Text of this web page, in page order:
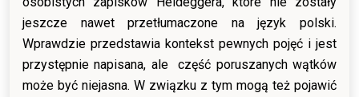
jeszcze nawet przetłumaczone na język polski.
Wprawdzie przedstawia kontekst pewnych pojęć i jest
przystępnie napisana, ale część poruszanych wątków
może być niejasna. W związku z tym mogą też pojawić